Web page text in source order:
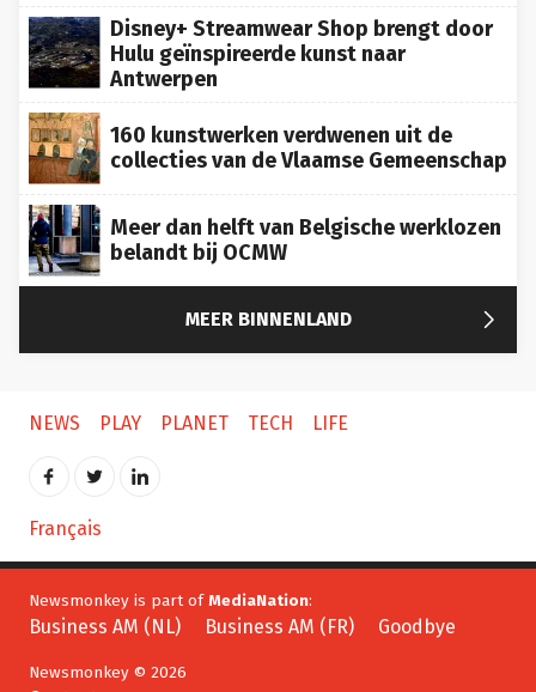
Disney+ Streamwear Shop brengt door
Hulu geïnspireerde kunst naar
Antwerpen
160 kunstwerken verdwenen uit de
collecties van de Vlaamse Gemeenschap
Meer dan helft van Belgische werklozen
belandt bij OCMW
MEER BINNENLAND 
NEWS PLAY PLANET TECH LIFE
Français
Newsmonkey is part of MediaNation
Business AM (NL) Business AM (FR) Goodbye
Newsmonkey © 2026